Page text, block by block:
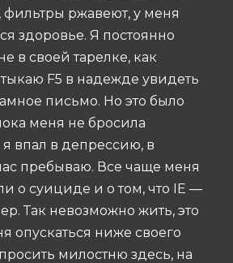
фильтры ржавеют, у меня
здоровье. Я постоянно
в своей тарелке, как
F5 в надежде увидеть
письмо. Но это было
меня не бросила
я впал в депрессию, в
пребываю. Все чаще меня
о суициде и о том, что IE —
Так невозможно жить, это
опускаться ниже своего
милостню здесь, на